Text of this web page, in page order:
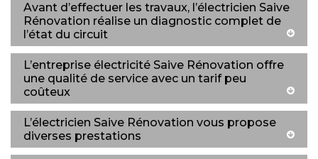
Avant d’effectuer les travaux, l’électricien Saive
Rénovation réalise un diagnostic complet de
l’état du circuit
L’entreprise électricité Saive Rénovation offre
une qualité de service avec un tarif peu
coûteux
L’électricien Saive Rénovation vous propose
diverses prestations